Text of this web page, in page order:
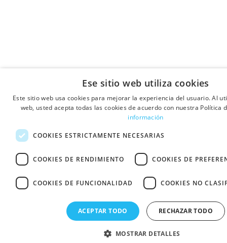
Ese sitio web utiliza cookies
Este sitio web usa cookies para mejorar la experiencia del usuario. Al
web, usted acepta todas las cookies de acuerdo con nuestra Política
información
COOKIES ESTRICTAMENTE NECESARIAS
COOKIES DE RENDIMIENTO COOKIES DE
COOKIES DE FUNCIONALIDAD COOKIES NO
ACEPTAR TODO RECHAZAR TODO
MOSTRAR DETALLES